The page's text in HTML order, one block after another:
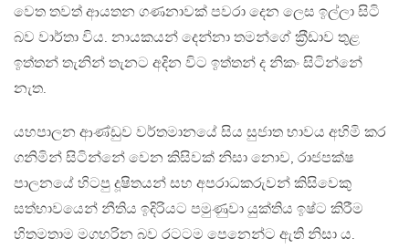
වෙත තවත් ආයතන ගණනාවක් පවරා දෙන ලෙස ඉල්ලා සිටි
බව වාර්තා විය. නායකයන් දෙන්නා තමන්ගේ ක‍්‍රීඩාව තුළ
ඉත්තන් තැනින් තැනට අදින විට ඉත්තන් ද නිකං සිටින්නේ
නැත.
යහපාලන ආණ්ඩුව වර්තමානයේ සිය සුජාත භාවය අහිමි කර
ගනිමින් සිටින්නේ වෙන කිසිවක් නිසා නොව, රාජපක්ෂ
පාලනයේ හිටපු දූෂිතයන් සහ අපරාධකරුවන් කිසිවෙකු
සත්භාවයෙන් නීතිය ඉදිරියට පමුණුවා යුක්තිය ඉෂ්ට කිරීම
හිතමතාම මගහරින බව රටටම පෙනෙන්ට ඇති නිසා ය.